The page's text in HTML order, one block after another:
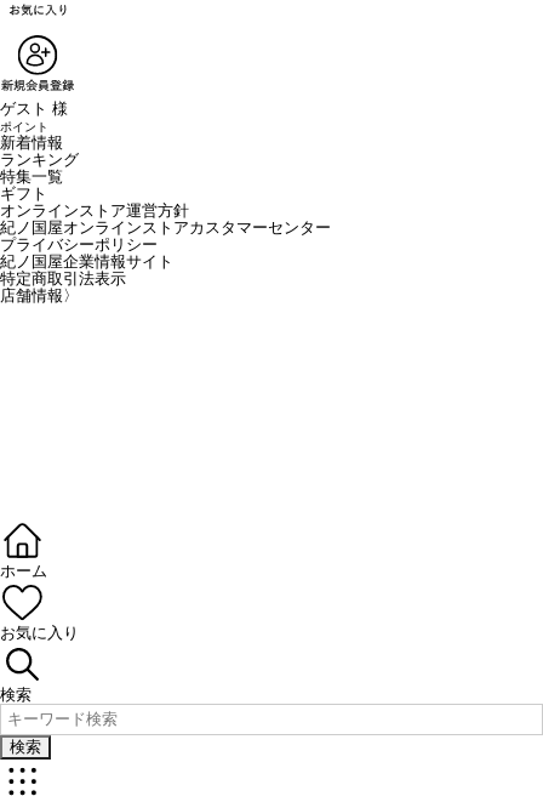
ゲスト 様
ポイント
新着情報
ランキング
特集一覧
ギフト
オンラインストア運営方針
紀ノ国屋オンラインストアカスタマーセンター
プライバシーポリシー
紀ノ国屋企業情報サイト
特定商取引法表示
店舗情報 〉
ホーム
お気に入り
検索
検索